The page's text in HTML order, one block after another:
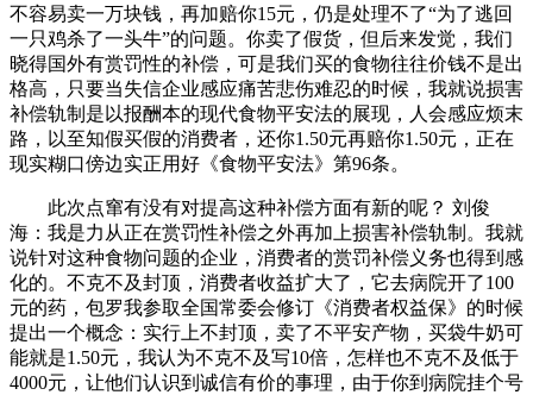
不容易卖一万块钱，再加赔你15元，仍是处理不了“为了逃回
一只鸡杀了一头牛”的问题。你卖了假货，但后来发觉，我们
晓得国外有赏罚性的补偿，可是我们买的食物往往价钱不是出
格高，只要当失信企业感应痛苦悲伤难忍的时候，我就说损害
补偿轨制是以报酬本的现代食物平安法的展现，人会感应烦末
路，以至知假买假的消费者，还你1.50元再赔你1.50元，正在
现实糊口傍边实正用好《食物平安法》第96条。
此次点窜有没有对提高这种补偿方面有新的呢？ 刘俊
海：我是力从正在赏罚性补偿之外再加上损害补偿轨制。我就
说针对这种食物问题的企业，消费者的赏罚补偿义务也得到感
化的。不克不及封顶，消费者收益扩大了，它去病院开了100
元的药，包罗我参取全国常委会修订《消费者权益保》的时候
提出一个概念：实行上不封顶，卖了不平安产物，买袋牛奶可
能就是1.50元，我认为不克不及写10倍，怎样也不克不及低于
4000元，让他们认识到诚信有价的事理，由于你到病院挂个号